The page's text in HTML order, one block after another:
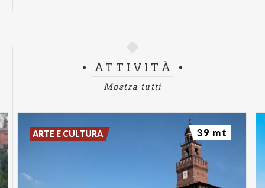
ATTIVITÀ
Mostra tutti
ARTE E CULTURA 39 mt